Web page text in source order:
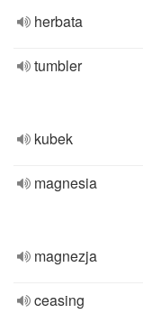
herbata
tumbler
kubek
magnesia
magnezja
ceasing